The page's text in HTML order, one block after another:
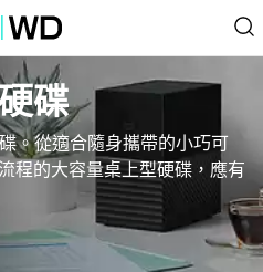
碟
。從適合隨身攜帶的小巧可
程的大容量桌上型硬碟，應有